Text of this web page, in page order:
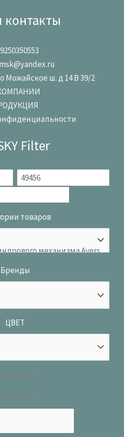
Можайское ш. д 14 В 39/2
Filter
товаров
Бренды
ЦВЕТ